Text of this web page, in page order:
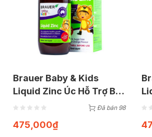
Brauer Baby & Kids
Liquid Zinc Úc Hỗ Trợ Bổ
Sung Kẽm (Chai 200ml)
Đã bán 98
475,000₫